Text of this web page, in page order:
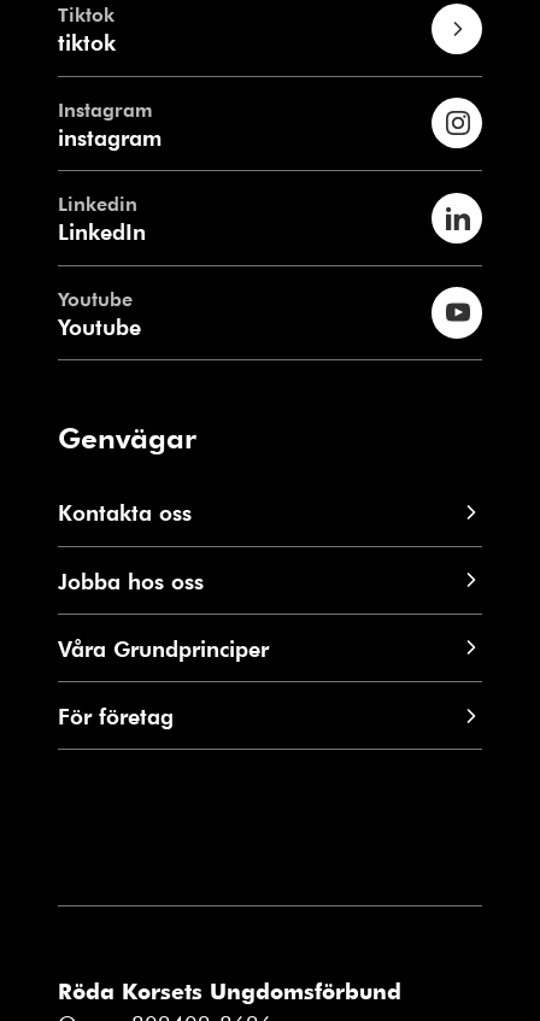
Tiktok
tiktok
Instagram
instagram
Linkedin
LinkedIn
Youtube
Youtube
Genvägar
Kontakta oss
Jobba hos oss
Våra Grundprinciper
För företag
Röda Korsets Ungdomsförbund